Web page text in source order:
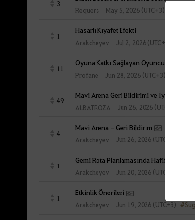
3
Requers May 5, 2026 (UTC+3)
1
Hasarlı Kıyafet Efekti
Arakcheyev Jul 2, 2026 (UTC+3)
11
Oyuna Katkı Sağlayan Oyuncular
Profane Jun 28, 2026 (UTC+3)
49
Mavi Arena Geri Bildirimi ve İyileştirme
ALBATROZA Jun 26, 2026 (UTC+3)
4
Mavi Arena - Geri Bildirim
Arakcheyev Jun 26, 2026 (UTC+3)
1
Gemi Rota Planlamasında Hafif Donma
Arakcheyev Jun 20, 2026 (UTC+3)
1
Etkinlik Önerileri
Arakcheyev Jun 19, 2026 (UTC+3)